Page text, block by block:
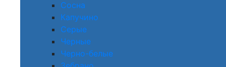
Сосна
Капучино
Серые
Черные
Черно-белые